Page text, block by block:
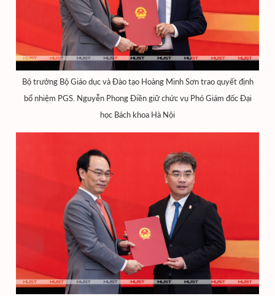
Bộ trưởng Bộ Giáo dục và Đào tạo Hoàng Minh Sơn trao quyết định
bổ nhiệm PGS. Nguyễn Phong Điền giữ chức vụ Phó Giám đốc Đại
học Bách khoa Hà Nội